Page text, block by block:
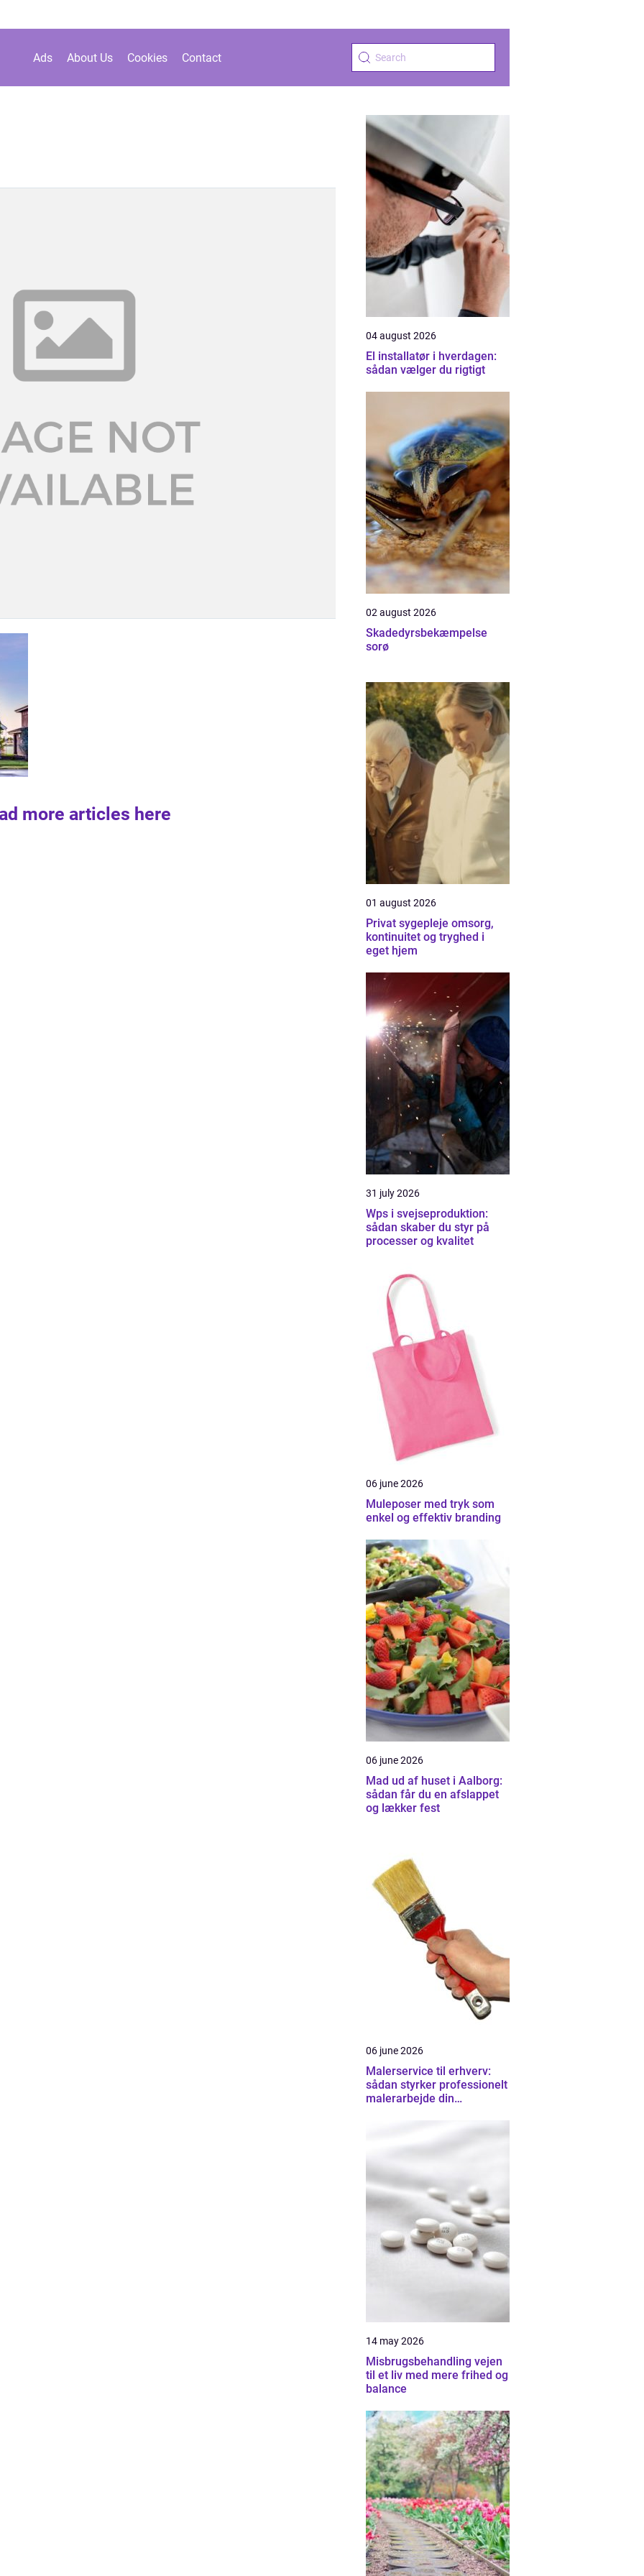
Ads About Us Cookies Contact
more articles here
04 august 2026
El installatør i hverdagen:
sådan vælger du rigtigt
02 august 2026
Skadedyrsbekæmpelse
sorø
01 august 2026
Privat sygepleje omsorg,
kontinuitet og tryghed i
eget hjem
31 july 2026
Wps i svejseproduktion:
sådan skaber du styr på
processer og kvalitet
06 june 2026
Muleposer med tryk som
enkel og effektiv branding
06 june 2026
Mad ud af huset i Aalborg:
sådan får du en afslappet
og lækker fest
06 june 2026
Malerservice til erhverv:
sådan styrker professionelt
malerarbejde din
14 may 2026
Misbrugsbehandling vejen
til et liv med mere frihed og
balance